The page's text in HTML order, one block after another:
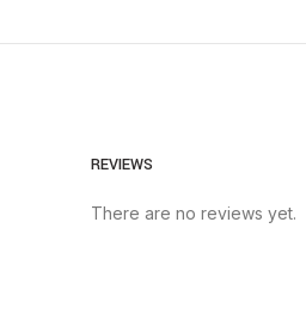
REVIEWS
There are no reviews yet.